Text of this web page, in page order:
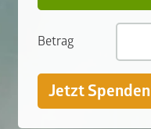
Betrag
Jetzt Spenden